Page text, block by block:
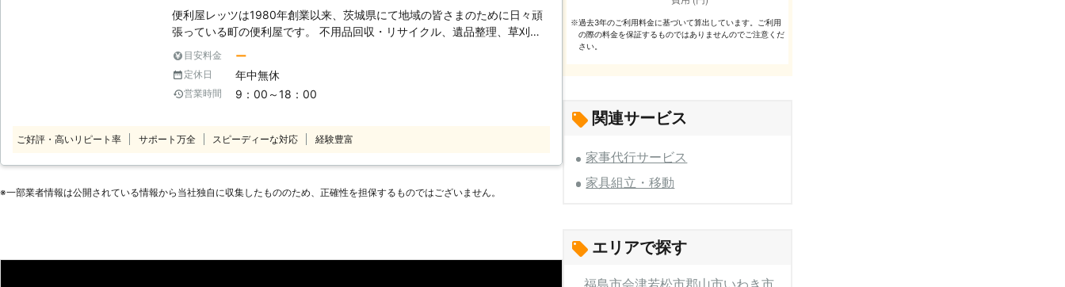
便利屋レッツは1980年創業以来、茨城県にて地域の皆さまのために日々頑
張っている町の便利屋です。 不用品回収・リサイクル、遺品整理、草刈
り、剪定、ハチ駆除、引越し、エアコン工事、ハウスクリーニング、家事代
行サービスなど承っています。 長年の経験で培ったノウハウを存分に生か
し、「お客様の困ったこと」「手伝ってほしいこと」などを解決いたしま
す。 【家事代行サービス】 こんなときは、便利屋レッツへお任せくださ
たいとき。 ・ちょっとした雑用をお願いしたいとき。 ・掃除をする時間が
ないので代わりに家の中の掃除をしてほしいとき。 便利屋レッツのモット
ーは、安心・親切・低料金です！ お客様が何か「困ったこと」「手伝って
ています！ お客様と末永くお付き合い頂ける便利屋として、スタッフ一同
目安料金 ー
定休日 年中無休
営業時間 9：00～18：00
ご好評・高いリピート率 サポート万全 スピーディーな対応 経験豊富
※⼀部業者情報は公開されている情報から当社独⾃に収集したもののため、正確性を担保するものではございません。
※過去3年のご利⽤料⾦に基づいて算出しています。ご利⽤
の際の料⾦を保証するものではありませんのでご注意くだ
さい。
関連サービス
家事代行サービス
家具組立・移動
エリアで探す
福島市会津若松市郡山市いわき市